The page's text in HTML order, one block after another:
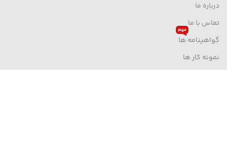
درباره ما
تماس با ما
گواهینامه ها
مهم
نمونه کار ها